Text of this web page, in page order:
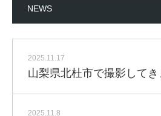
NEWS
2025.11.17
山梨県北杜市で撮影してき
2025.11.8